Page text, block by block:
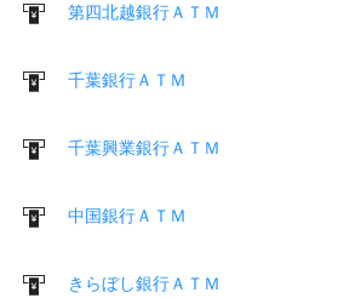
第四北越銀行ＡＴＭ
千葉銀行ＡＴＭ
千葉興業銀行ＡＴＭ
中国銀行ＡＴＭ
きらぼし銀行ＡＴＭ